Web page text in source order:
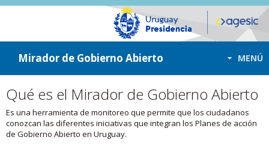
ir a contenido
ir al menú
Mirador de Gobierno Abierto MENÚ
Qué es el Mirador de Gobierno Abierto
Es una herramienta de monitoreo que permite que los ciudadanos
conozcan las diferentes iniciativas que integran los Planes de acción
de Gobierno Abierto en Uruguay.